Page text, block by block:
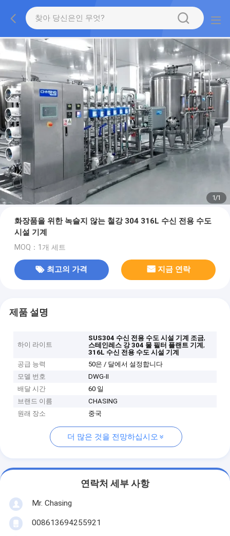
1/1
화장품을 위한 녹슬지 않는 철강 304 316L 수신 전용 수도
시설 기계
MOQ：1개 세트
최고의 가격 지금 연락
제품 설명
하이 라이트
SUS304 수신 전용 수도 시설 기계 조금,
스테인레스 강 304 물 필터 플랜트 기계,
316L 수신 전용 수도 시설 기계
공급 능력
50은 / 달에서 설정합니다
모델 번호
DWG-II
배달 시간
60 일
브랜드 이름
CHASING
원래 장소
중국
더 많은 것을 전망하십시오
연락처 세부 사항
Mr. Chasing
008613694255921